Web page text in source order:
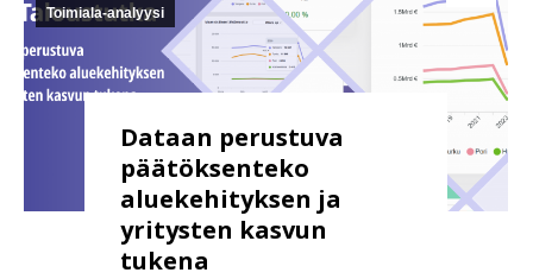
Toimiala-analyysi
Dataan perustuva
päätöksenteko
aluekehityksen ja
yritysten kasvun
tukena